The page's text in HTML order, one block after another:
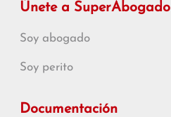
Únete a SuperAbogado
Soy abogado
Soy perito
Documentación